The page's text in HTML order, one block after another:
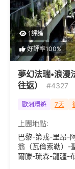
1評論
好評率100%
夢幻法瑞•浪漫
往返）
#4327
歐洲環遊 7天
上團地點:
巴黎-第戎-里昂-
翁（瓦倫索勒）-
爾滕-琉森-龍疆-